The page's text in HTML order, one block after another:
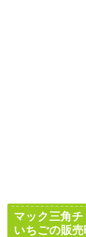
マック三角
いちごの販売